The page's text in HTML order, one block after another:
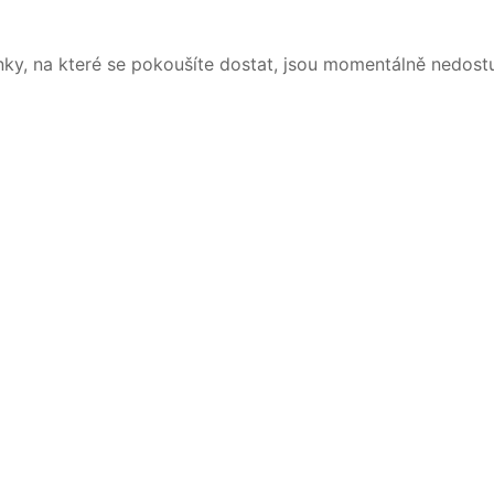
na které se pokoušíte dostat, jsou momentálně